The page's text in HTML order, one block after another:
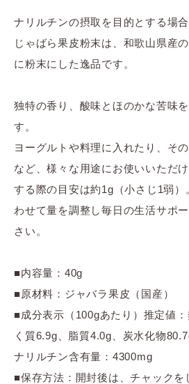
ナリルチンの摂取を目的とする場
じゃばら果皮粉末は、和歌山県産
に粉末にした逸品です。
独特の香り、酸味とほのかな苦味
す。
ヨーグルトや料理に入れたり、そ
など、様々な用途にお使いいただ
する際の目安は約1g（小さじ1弱
わせて量を調整し毎日の生活サポ
さい。
■内容量：40g
■原材料：ジャバラ果皮（国産）
■成分表示（100gあたり）推定値
く質6.9g、脂質4.0g、炭水化物
ナリルチン含有量：4300mg
■保存方法：開封後は、チャック